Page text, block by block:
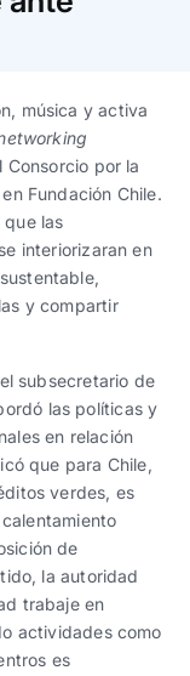
música y activa
Consorcio por la
Fundación Chile.
las
interiorizaran en
y compartir
subsecretario de
las políticas y
en relación
que para Chile,
verdes, es
de
la autoridad
trabaje en
actividades como
es